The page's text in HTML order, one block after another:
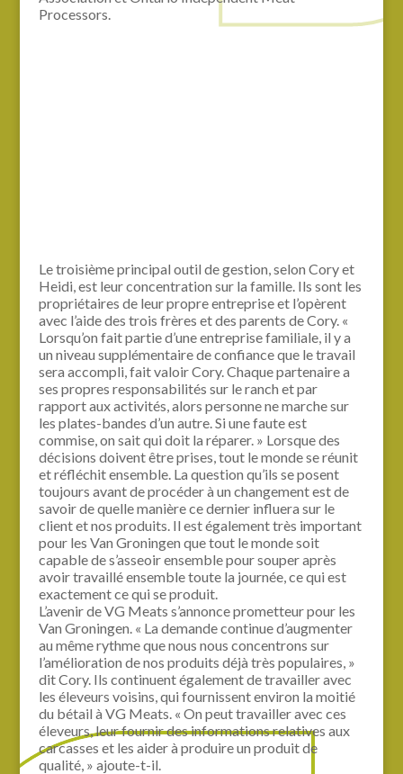
Processors.
Le troisième principal outil de gestion, selon Cory et
Heidi, est leur concentration sur la famille. Ils sont les
propriétaires de leur propre entreprise et l’opèrent
avec l’aide des trois frères et des parents de Cory. «
Lorsqu’on fait partie d’une entreprise familiale, il y a
un niveau supplémentaire de confiance que le travail
sera accompli, fait valoir Cory. Chaque partenaire a
ses propres responsabilités sur le ranch et par
rapport aux activités, alors personne ne marche sur
les plates-bandes d’un autre. Si une faute est
commise, on sait qui doit la réparer. » Lorsque des
décisions doivent être prises, tout le monde se réunit
et réfléchit ensemble. La question qu’ils se posent
toujours avant de procéder à un changement est de
savoir de quelle manière ce dernier influera sur le
client et nos produits. Il est également très important
pour les Van Groningen que tout le monde soit
capable de s’asseoir ensemble pour souper après
avoir travaillé ensemble toute la journée, ce qui est
exactement ce qui se produit.
L’avenir de VG Meats s’annonce prometteur pour les
Van Groningen. « La demande continue d’augmenter
au même rythme que nous nous concentrons sur
l’amélioration de nos produits déjà très populaires, »
dit Cory. Ils continuent également de travailler avec
les éleveurs voisins, qui fournissent environ la moitié
du bétail à VG Meats. « On peut travailler avec ces
éleveurs, leur fournir des informations relatives aux
carcasses et les aider à produire un produit de
qualité, » ajoute-t-il.